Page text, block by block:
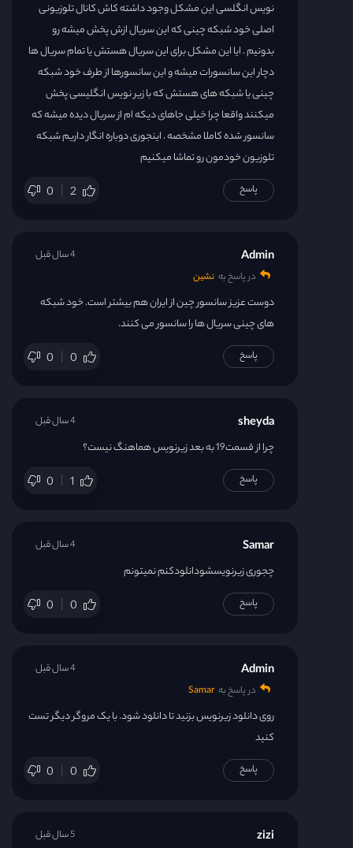
نویس انگلسی این مشکل وجود داشته کاش کانال تلوزیونی
اصلی خود شبکه چینی که این سریال ازش پخش میشه رو
بدونیم . ایا این مشکل برای این سریال هستش یا تمام سریال ها
دچار این سانسورات میشه و این سانسورها از طرف خود شبکه
چینی یا شبکه های هستش که با زیر نویس انگلیسی پخش
میکنند واقعا چرا خیلی جاهای دیکه ام از سریال دیده میشه که
سانسور شده کاملا مشخصه . اینجوری دوباره انگار داریم شبکه
تلوزیون خودمون رو تماشا میکنیم
0 2 پاسخ
Admin
در پاسخ به نشین
دوست عزیز سانسور چین از ایران هم بیشتر است. خود شبکه
های چینی سریال ها را سانسور می کنند.
0 0
4 سال قبل
پاسخ
sheyda
چرا از قسمت19 به بعد زیرنویس هماهنگ نیست؟
0 1
4 سال قبل
پاسخ
Samar
چجوری زیرنویسشودانلودکنم نمیتونم
0 0
4 سال قبل
پاسخ
Admin
در پاسخ به Samar
روی دانلود زیرنویس بزنید تا دانلود شود. با یک مروگر دیگر تست
کنید
0 0
4 سال قبل
پاسخ
zizi 5 سال قبل